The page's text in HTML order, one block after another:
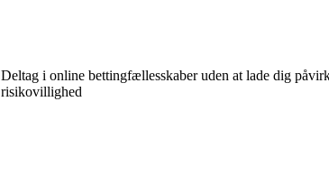
Deltag i online bettingfællesskaber uden at lade dig
risikovillighed